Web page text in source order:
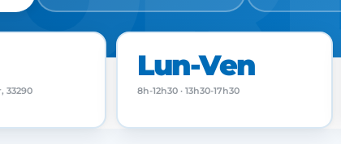
33290
Lun-Ven
8h-12h30 · 13h30-17h30